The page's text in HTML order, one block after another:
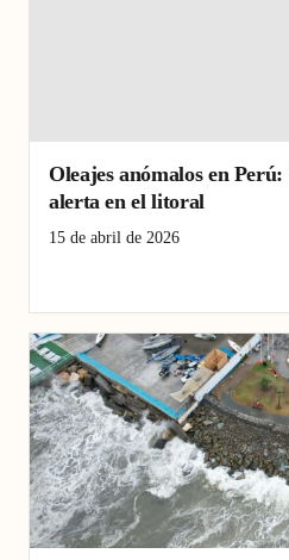
Oleajes anómalos en
alerta en el litoral
15 de abril de 2026